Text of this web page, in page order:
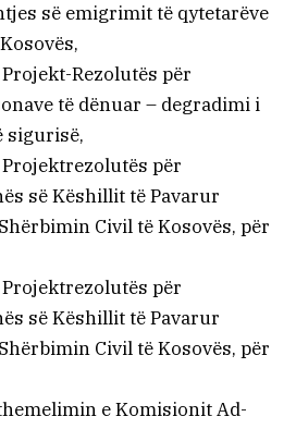
së emigrimit të qytetarëve
Rezolutës për
të dënuar – degradimi i
sigurisë,
për
së Këshillit të Pavarur
Civil të Kosovës, për
për
së Këshillit të Pavarur
Civil të Kosovës, për
e Komisionit Ad-